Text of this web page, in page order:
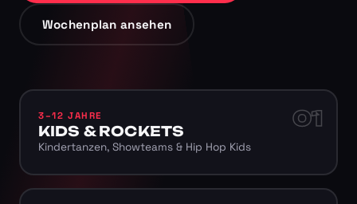
Wochenplan ansehen
01
3–12 JAHRE
KIDS & ROCKETS
Kindertanzen, Showteams & Hip Hop Kids